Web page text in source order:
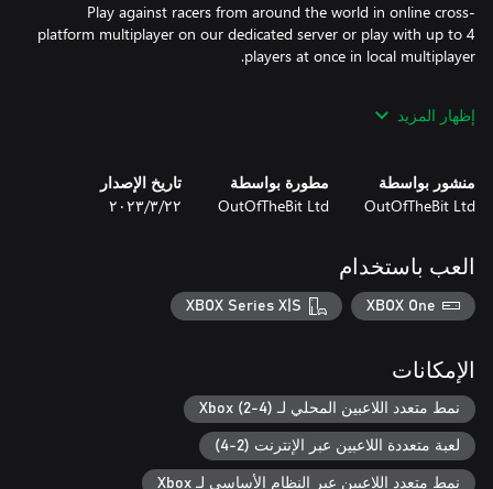
Play against racers from around the world in online cross-
platform multiplayer on our dedicated server or play with up to 4
Compete for the glory of having the best time in the world on a
إظهار المزيد
منشور بواسطة
OutOfTheBit Ltd
مطورة بواسطة
OutOfTheBit Ltd
تاريخ الإصدار
٢٢‏/٣‏/٢٠٢٣
العب باستخدام
XBOX One
XBOX Series X|S
الإمكانات
نمط متعدد اللاعبين المحلي لـ Xbox (2-4)
لعبة متعددة اللاعبين عبر الإنترنت (2-4)
نمط متعدد اللاعبين عبر النظام الأساسي لـ Xbox